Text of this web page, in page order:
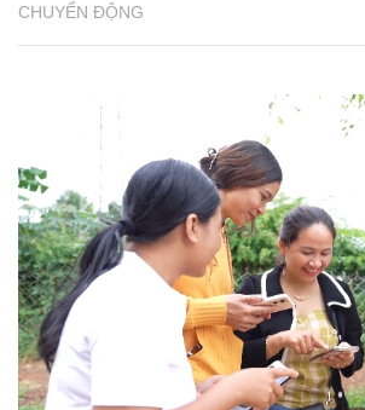
CHUYỂN ĐỘNG